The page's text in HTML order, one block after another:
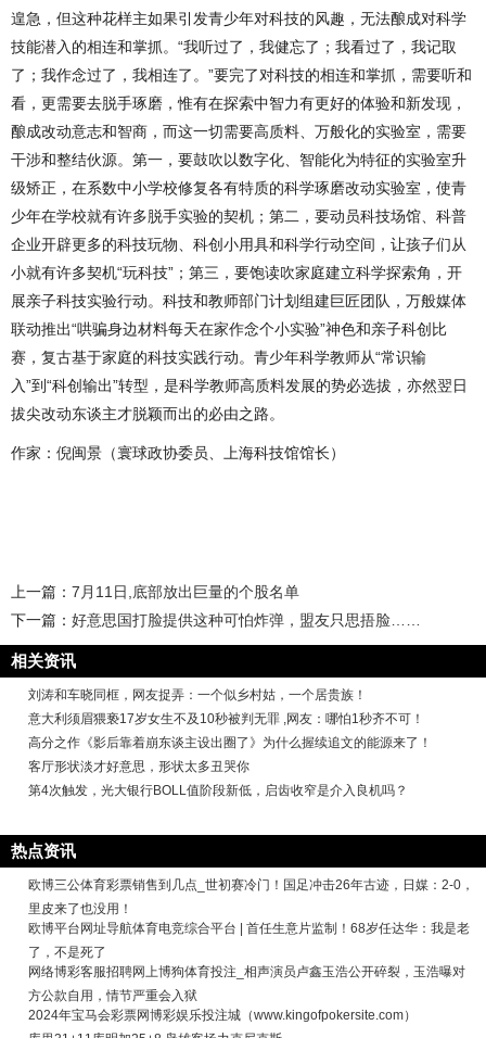
遑急，但这种花样主如果引发青少年对科技的风趣，无法酿成对科学
技能潜入的相连和掌抓。“我听过了，我健忘了；我看过了，我记取
了；我作念过了，我相连了。”要完了对科技的相连和掌抓，需要听和
看，更需要去脱手琢磨，惟有在探索中智力有更好的体验和新发现，
酿成改动意志和智商，而这一切需要高质料、万般化的实验室，需要
干涉和整结伙源。第一，要鼓吹以数字化、智能化为特征的实验室升
级矫正，在系数中小学校修复各有特质的科学琢磨改动实验室，使青
少年在学校就有许多脱手实验的契机；第二，要动员科技场馆、科普
企业开辟更多的科技玩物、科创小用具和科学行动空间，让孩子们从
小就有许多契机“玩科技”；第三，要饱读吹家庭建立科学探索角，开
展亲子科技实验行动。科技和教师部门计划组建巨匠团队，万般媒体
联动推出“哄骗身边材料每天在家作念个小实验”神色和亲子科创比
赛，复古基于家庭的科技实践行动。青少年科学教师从“常识输
入”到“科创输出”转型，是科学教师高质料发展的势必选拔，亦然翌日
拔尖改动东谈主才脱颖而出的必由之路。
作家：倪闽景（寰球政协委员、上海科技馆馆长）
上一篇： 7月11日,底部放出巨量的个股名单
下一篇： 好意思国打脸提供这种可怕炸弹，盟友只思捂脸……
相关资讯
刘涛和车晓同框，网友捉弄：一个似乡村姑，一个居贵族！
意大利须眉猥亵17岁女生不及10秒被判无罪 ,网友：哪怕1秒齐不可！
高分之作《影后靠着崩东谈主设出圈了》为什么握续追文的能源来了！
客厅形状淡才好意思，形状太多丑哭你
第4次触发，光大银行BOLL值阶段新低，启齿收窄是介入良机吗？
热点资讯
欧博三公体育彩票销售到几点_世初赛冷门！国足冲击26年古迹，日媒：2-0，
里皮来了也没用！
欧博平台网址导航体育电竞综合平台 | 首任生意片监制！68岁任达华：我是老
了，不是死了
网络博彩客服招聘网上博狗体育投注_相声演员卢鑫玉浩公开碎裂，玉浩曝对
方公款自用，情节严重会入狱
2024年宝马会彩票网博彩娱乐投注城（www.kingofpokersite.com）